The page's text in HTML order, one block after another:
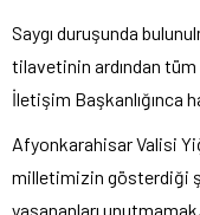
Saygı duruşunda
tilavetinin ardından tüm
İletişim Başkanlığınca
Afyonkarahisar Valisi
milletimizin gösterdiği
yaşananları